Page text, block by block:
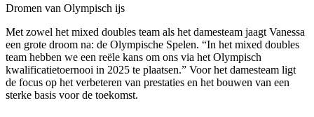
Dromen van Olympisch ijs
Met zowel het mixed doubles team als het damesteam jaagt Vanessa
een grote droom na: de Olympische Spelen. “In het mixed doubles
team hebben we een reële kans om ons via het Olympisch
kwalificatietoernooi in 2025 te plaatsen.” Voor het damesteam ligt
de focus op het verbeteren van prestaties en het bouwen van een
sterke basis voor de toekomst.